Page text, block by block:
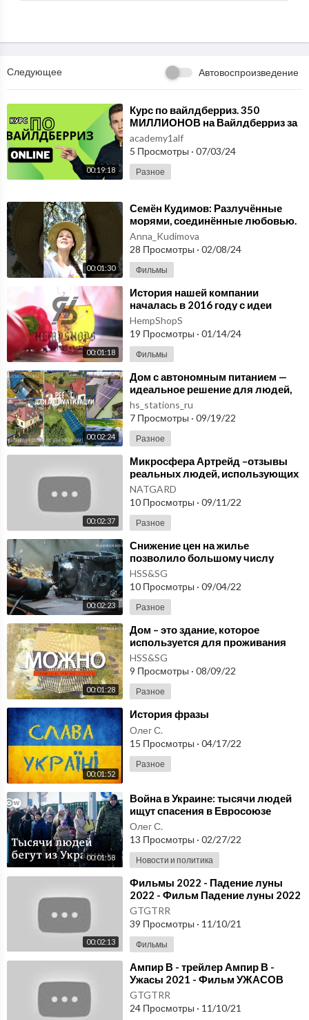
Следующее Автовоспроизведение
00:19:18
⁣Курс по вайлдберриз. 350
МИЛЛИОНОВ на Вайлдберриз за
6 МЕСЯЦЕВ история УСПЕХА
моего УЧЕНИКА.
academy1alf
5 Просмотры · 07/03/24
Разное
00:01:30
⁣Семён Кудимов: Разлучённые
морями, соединённые любовью.
История матери, не знающей
поражения
Anna_Kudimova
28 Просмотры · 02/08/24
Фильмы
00:01:18
⁣История нашей компании
началась в 2016 году с идеи
возродить использование
конопли. hempshops.biz
HempShopS
19 Просмотры · 01/14/24
Фильмы
00:02:24
⁣Дом с автономным питанием —
идеальное решение для людей,
зависимых от электричества!
hs_stations_ru
7 Просмотры · 09/19/22
Разное
00:02:37
⁣Микросфера Артрейд –отзывы
реальных людей, использующих
продукцию. Микросфера
алюмосиликатная - как?
NATGARD
10 Просмотры · 09/11/22
Разное
00:02:23
⁣Снижение цен на жилье
позволило большому числу
людей приобрести землю и
задуматься о своём доме.
HSS&SG
10 Просмотры · 09/04/22
Разное
00:01:28
⁣Дом – это здание, которое
используется для проживания
людей. Cтроительство домов под
ключ, проекты.
HSS&SG
9 Просмотры · 08/09/22
Разное
00:01:52
⁣История фразы
Олег С.
15 Просмотры · 04/17/22
Разное
00:01:58
⁣Война в Украине: тысячи людей
ищут спасения в Евросоюзе
Олег С.
13 Просмотры · 02/27/22
Новости и политика
00:02:13
⁣Фильмы 2022 - Падение луны
2022 - Фильм Падение луны 2022
GTGTRR
39 Просмотры · 11/10/21
Фильмы
⁣Ампир В - трейлер Ампир В -
Ужасы 2021 - Фильм УЖАСОВ
GTGTRR
24 Просмотры · 11/10/21